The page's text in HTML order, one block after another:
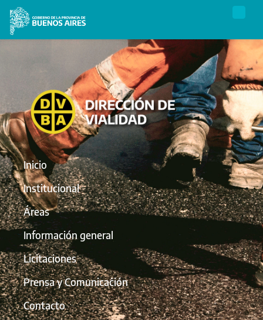
Inicio
Institucional
Áreas
Información general
Licitaciones
Prensa y Comunicación
Contacto